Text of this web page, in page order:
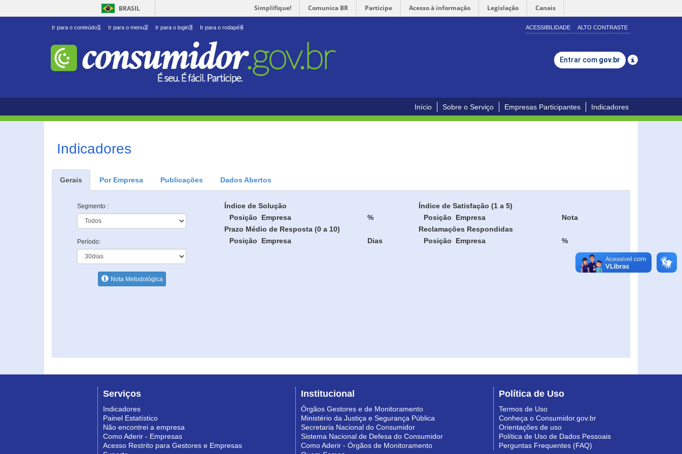
BRASIL Simplifique! Comunica BR Participe Acesso à informação Legislação Canais
Ir para o conteúdo1 Ir para o menu2 Ir para o login3 Ir para o rodapé4 ACESSIBILIDADE ALTO CONTRASTE
Entrar com gov.br
Início Sobre o Serviço Empresas Participantes Indicadores
Indicadores
Gerais Por Empresa Publicações Dados Abertos
Segmento :
Período:
Nota Metodológica
Índice de Solução
Posição
Empresa %
Índice de Satisfação (1 a 5)
Posição
Empresa
Nota
Prazo Médio de Resposta (0 a 10)
Posição
Empresa Dias
Reclamações Respondidas
Posição
Empresa %
Serviços
Indicadores
Painel Estatístico
Não encontrei a empresa
Como Aderir - Empresas
Acesso Restrito para Gestores e Empresas
Institucional
Órgãos Gestores e de Monitoramento
Ministério da Justiça e Segurança Pública
Secretaria Nacional do Consumidor
Sistema Nacional de Defesa do Consumidor
Como Aderir - Órgãos de Monitoramento
Política de Uso
Termos de Uso
Conheça o Consumidor.gov.br
Orientações de uso
Política de Uso de Dados Pessoais
Perguntas Frequentes (FAQ)